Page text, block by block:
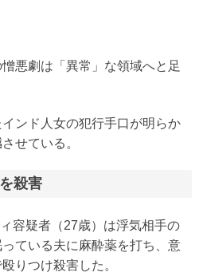
悪劇は「異常」な領域へと足
ンド人女の犯行手口が明らか
せている。
殺害
容疑者（27歳）は浮気相手の
ている夫に麻酔薬を打ち、意
りつけ殺害した。